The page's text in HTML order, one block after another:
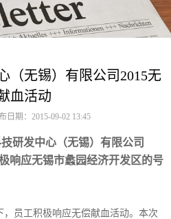
（无锡）有限公司2015无
血活动
日期：2015-09-02 13:45
研发中心（无锡）有限公司
响应无锡市蠡园经济开发区的号
员工积极响应无偿献血活动。本次